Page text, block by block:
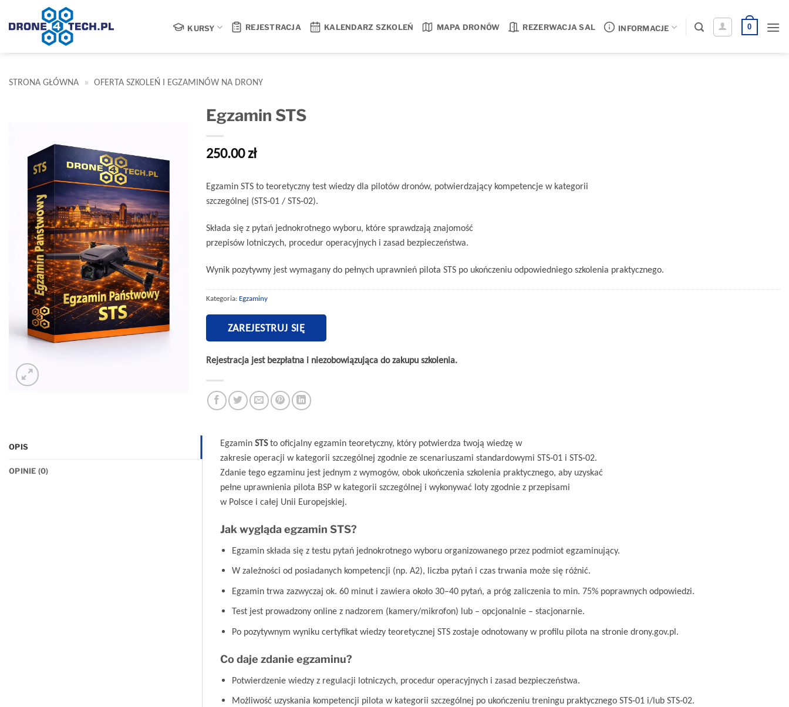
Egzamin STS dla pilotów dronów
KURSY REJESTRACJA KALENDARZ SZKOLEŃ MAPA DRONÓW REZERWACJA SAL INFORMACJE 0
STRONA GŁÓWNA » OFERTA SZKOLEŃ I EGZAMINÓW NA DRONY
Egzamin STS
250.00zł
Egzamin STS to teoretyczny test wiedzy dla pilotów dronów, potwierdzający kompetencje w kategorii
szczególnej (STS‑01 / STS‑02).
Składa się z pytań jednokrotnego wyboru, które sprawdzają znajomość
przepisów lotniczych, procedur operacyjnych i zasad bezpieczeństwa.
Wynik pozytywny jest wymagany do pełnych uprawnień pilota STS po ukończeniu odpowiedniego szkolenia praktycznego.
Kategoria: Egzaminy
ZAREJESTRUJ SIĘ
Rejestracja jest bezpłatna i niezobowiązująca do zakupu szkolenia.
OPIS
OPINIE (0)
Egzamin STSto oficjalny egzamin teoretyczny, który potwierdza twoją wiedzę w
zakresie operacji w kategorii szczególnej zgodnie ze scenariuszami standardowymi STS‑01 i STS‑02.
Zdanie tego egzaminu jest jednym z wymogów, obok ukończenia szkolenia praktycznego, aby uzyskać
pełne uprawnienia pilota BSP w kategorii szczególnej i wykonywać loty zgodnie z przepisami
w Polsce i całej Unii Europejskiej.
Jak wygląda egzamin STS?
Egzamin składa się z testu pytań jednokrotnego wyboru organizowanego przez podmiot egzaminujący.
W zależności od posiadanych kompetencji (np. A2), liczba pytań i czas trwania może się różnić.
Egzamin trwa zazwyczaj ok. 60 minut i zawiera około 30–40 pytań, a próg zaliczenia to min. 75% poprawnych odpowiedzi.
Test jest prowadzony online z nadzorem (kamery/mikrofon) lub – opcjonalnie – stacjonarnie.
Po pozytywnym wyniku certyfikat wiedzy teoretycznej STS zostaje odnotowany w profilu pilota na stronie drony.gov.pl.
Co daje zdanie egzaminu?
Potwierdzenie wiedzy z regulacji lotniczych, procedur operacyjnych i zasad bezpieczeństwa.
Możliwość uzyskania kompetencji pilota w kategorii szczególnej po ukończeniu treningu praktycznego STS‑01 i/lub STS‑02.